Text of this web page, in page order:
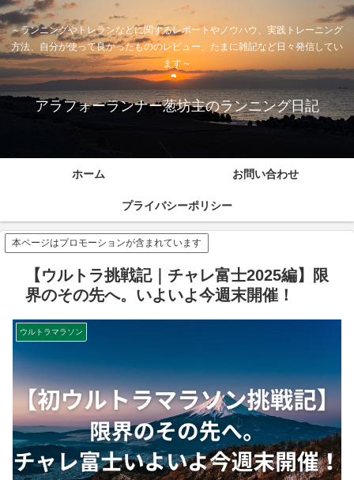
～ランニングやトレランなどに関するレポートやノウハウ、実践トレーニング
方法、自分が使って良かったもののレビュー、たまに雑記など日々発信してい
ます～
アラフォーランナー葱坊主のランニング日記
ホーム お問い合わせ
プライバシーポリシー
本ページはプロモーションが含まれています
【ウルトラ挑戦記｜チャレ富士2025編】限
界のその先へ。いよいよ今週末開催！
ウルトラマラソン